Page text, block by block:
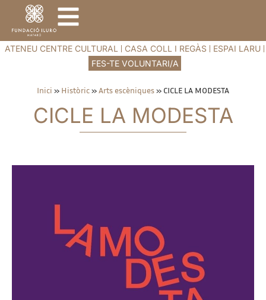
ATENEU CENTRE CULTURAL CASA COLL I REGÀS
ESPAI LARU
FES-TE VOLUNTARI/A
Inici » Històric»Arts escèniques» CICLE LA MODESTA
CICLE LA MODESTA